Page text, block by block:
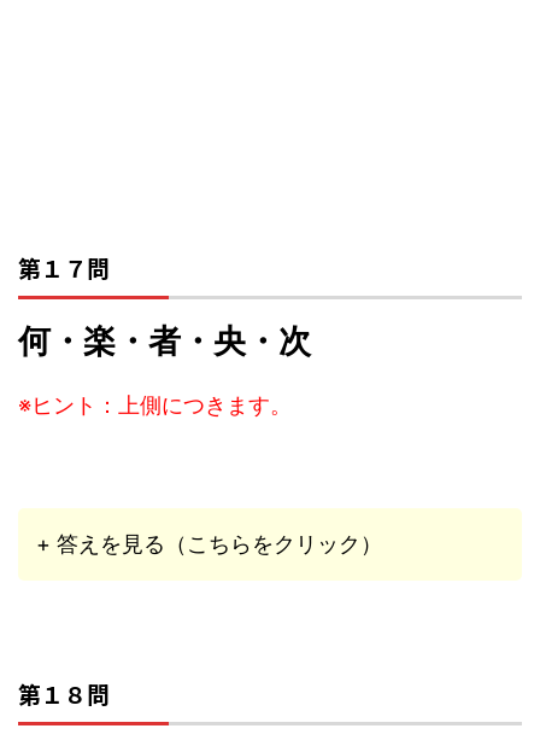
第１７問
何・楽・者・央・次
※ヒント：上側につきます。
+ 答えを見る（こちらをクリック）
第１８問